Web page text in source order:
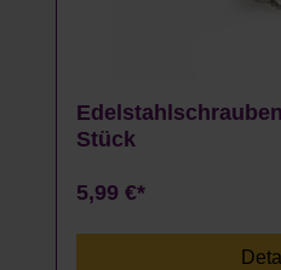
Stück
5,99 €*